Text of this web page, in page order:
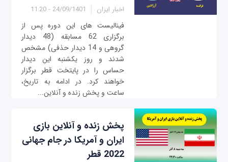
اخبار ایران 24/09/1401 - 11:20
فینالیست های این دوره پس از
برگزاری 62 مسابقه (48 دیدار
گروهی و 14 دیدار حذفی) مشخص
شدند و روز یکشنبه این دیدار
حساس را در پایتخت قطر برگزار
خواهند کرد. در ادامه به تاریخ،
ساعت و پخش زنده و آنلاین...
پخش زنده و آنلاین بازی‌
ایران و آمریکا در جام جهانی
2022 قطر